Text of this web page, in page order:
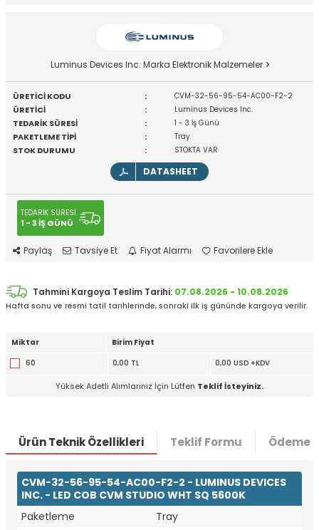
Luminus Devices Inc. Marka Elektronik Malzemeler
ÜRETİCİ KODU : CVM-32-56-95-54-AC00-F2-2
ÜRETİCİ : Luminus Devices Inc.
TEDARİK SÜRESİ : 1 - 3 İş Günü
PAKETLEME TİPİ : Tray
STOK DURUMU : STOKTA VAR
DATASHEET
TEDARİK SÜRESİ
1 - 3 İŞ GÜNÜ
Paylaş Tavsiye Et Fiyat Alarmı Favorilere Ekle
Tahmini Kargoya Teslim Tarihi: 07.08.2026 - 10.08.2026
Hafta sonu ve resmi tatil tarihlerinde, sonraki ilk iş gününde kargoya verilir.
Miktar
Birim Fiyat
60
0,00 TL 0,00 USD +KDV
Yüksek Adetli Alımlarınız İçin Lütfen Teklif İsteyiniz.
Ürün Teknik Özellikleri Teklif Formu Ödeme
CVM-32-56-95-54-AC00-F2-2 - LUMINUS DEVICES
INC. - LED COB CVM STUDIO WHT SQ 5600K
Paketleme
Tray